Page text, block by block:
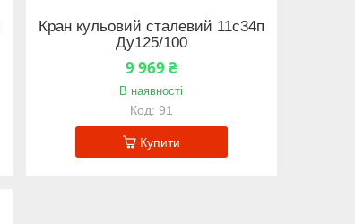
Кран кульовий сталевий 11с34п
Ду125/100
9 969 ₴
В наявності
91
Купити